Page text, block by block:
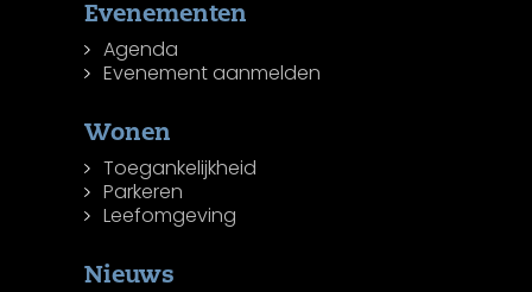
Evenementen
Agenda
Evenement aanmelden
Wonen
Toegankelijkheid
Parkeren
Leefomgeving
Nieuws